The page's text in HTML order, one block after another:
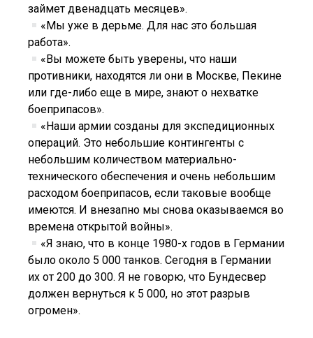
займет двенадцать месяцев».
«Мы уже в дерьме. Для нас это большая
работа».
«Вы можете быть уверены, что наши
противники, находятся ли они в Москве, Пекине
или где-либо еще в мире, знают о нехватке
боеприпасов».
«Наши армии созданы для экспедиционных
операций. Это небольшие контингенты с
небольшим количеством материально-
технического обеспечения и очень небольшим
расходом боеприпасов, если таковые вообще
имеются. И внезапно мы снова оказываемся во
времена открытой войны».
«Я знаю, что в конце 1980-х годов в Германии
было около 5 000 танков. Сегодня в Германии
их от 200 до 300. Я не говорю, что Бундесвер
должен вернуться к 5 000, но этот разрыв
огромен».